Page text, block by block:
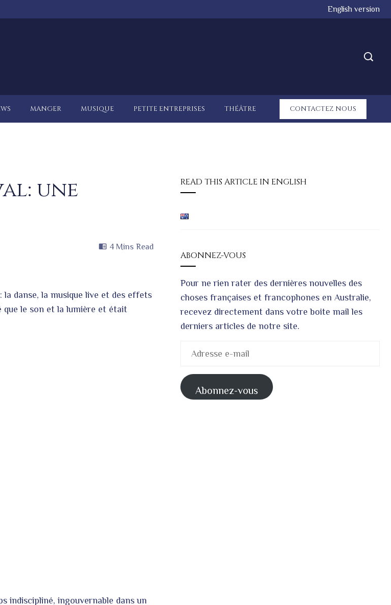
English version
MANGER MUSIQUE PETITE ENTREPRISES THÉÂTRE CONTACTEZ NOUS
une
4 Mins Read
danse, la musique live et des effets
que le son et la lumière et était
indiscipliné, ingouvernable dans un
READ THIS ARTICLE IN ENGLISH
ABONNEZ-VOUS
Pour ne rien rater des dernières nouvelles des
choses françaises et francophones en Australie,
recevez directement dans votre boite mail les
derniers articles de notre site.
mail
Abonnez-vous